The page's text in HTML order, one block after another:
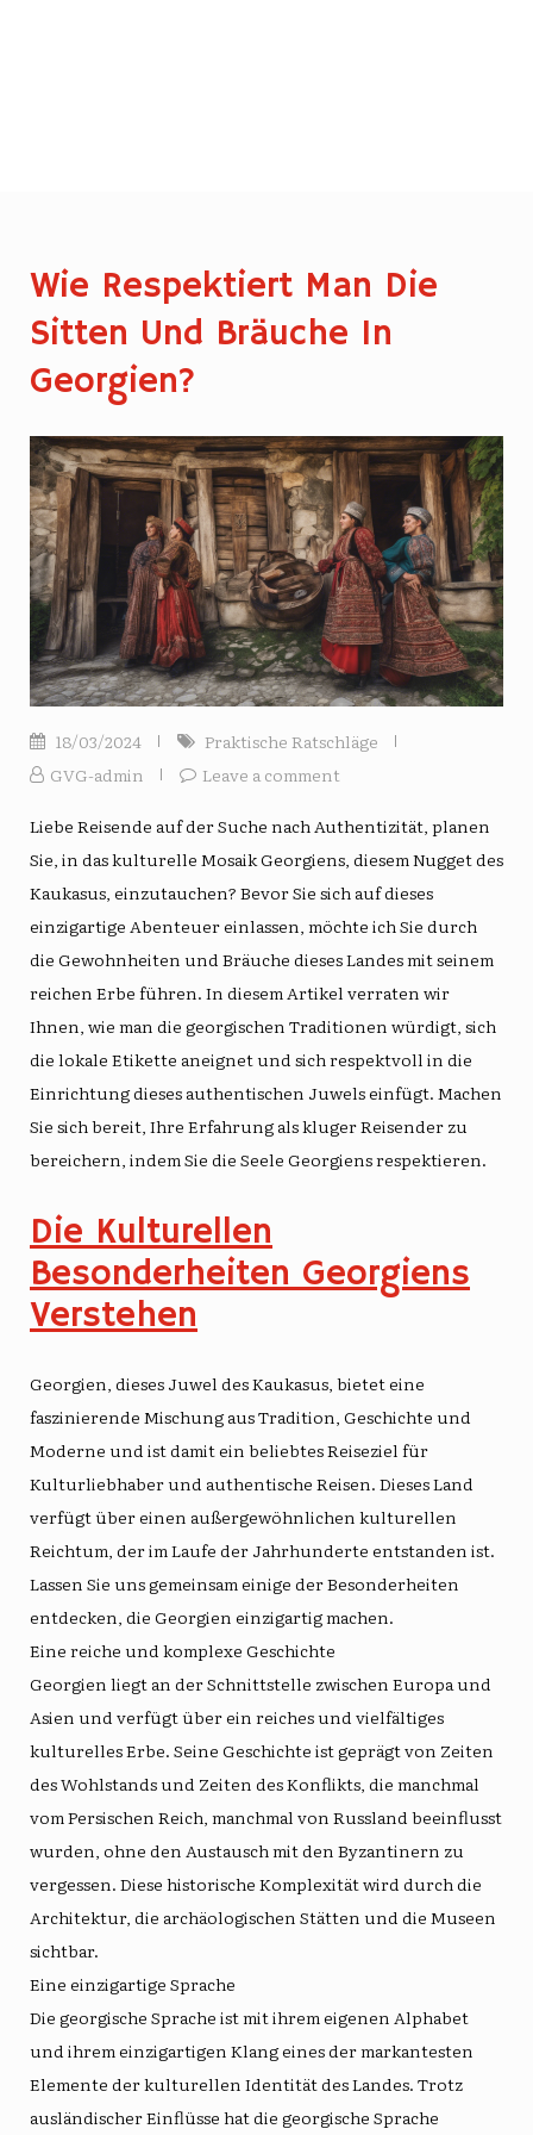
Wie Respektiert Man Die
Sitten Und Bräuche In
Georgien?
18/03/2024
Praktische Ratschläge
GVG-admin
Leave a comment
Liebe Reisende auf der Suche nach Authentizität, planen
Sie, in das kulturelle Mosaik Georgiens, diesem Nugget des
Kaukasus, einzutauchen? Bevor Sie sich auf dieses
einzigartige Abenteuer einlassen, möchte ich Sie durch
die Gewohnheiten und Bräuche dieses Landes mit seinem
reichen Erbe führen. In diesem Artikel verraten wir
Ihnen, wie man die georgischen Traditionen würdigt, sich
die lokale Etikette aneignet und sich respektvoll in die
Einrichtung dieses authentischen Juwels einfügt. Machen
Sie sich bereit, Ihre Erfahrung als kluger Reisender zu
bereichern, indem Sie die Seele Georgiens respektieren.
Die Kulturellen
Besonderheiten Georgiens
Verstehen
Georgien, dieses Juwel des Kaukasus, bietet eine
faszinierende Mischung aus Tradition, Geschichte und
Moderne und ist damit ein beliebtes Reiseziel für
Kulturliebhaber und authentische Reisen. Dieses Land
verfügt über einen außergewöhnlichen kulturellen
Reichtum, der im Laufe der Jahrhunderte entstanden ist.
Lassen Sie uns gemeinsam einige der Besonderheiten
entdecken, die Georgien einzigartig machen.
Eine reiche und komplexe Geschichte
Georgien liegt an der Schnittstelle zwischen Europa und
Asien und verfügt über ein reiches und vielfältiges
kulturelles Erbe. Seine Geschichte ist geprägt von Zeiten
des Wohlstands und Zeiten des Konflikts, die manchmal
vom Persischen Reich, manchmal von Russland beeinflusst
wurden, ohne den Austausch mit den Byzantinern zu
vergessen. Diese historische Komplexität wird durch die
Architektur, die archäologischen Stätten und die Museen
sichtbar.
Eine einzigartige Sprache
Die georgische Sprache ist mit ihrem eigenen Alphabet
und ihrem einzigartigen Klang eines der markantesten
Elemente der kulturellen Identität des Landes. Trotz
ausländischer Einflüsse hat die georgische Sprache